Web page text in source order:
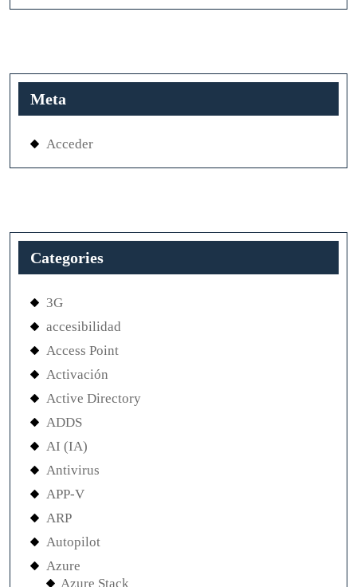
Meta
Acceder
Categories
3G
accesibilidad
Access Point
Activación
Active Directory
ADDS
AI (IA)
Antivirus
APP-V
ARP
Autopilot
Azure
Azure Stack